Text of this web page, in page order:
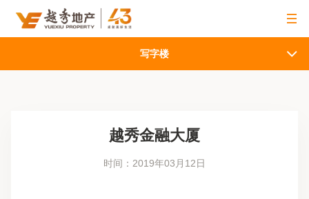
写字楼
越秀金融大厦
时间：2019年03月12日